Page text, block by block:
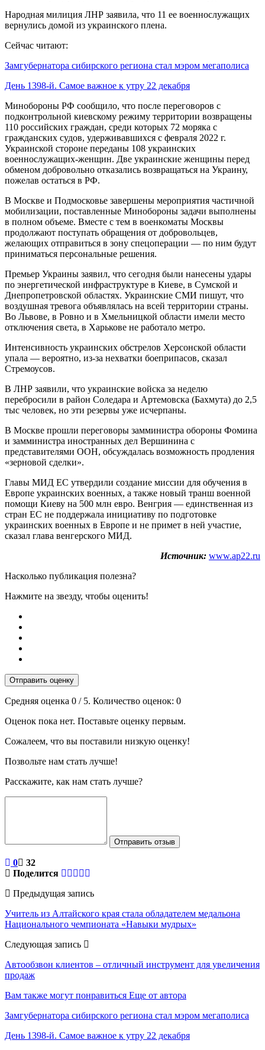
Народная милиция ЛНР заявила, что 11 ее военнослужащих
вернулись домой из украинского плена.
Сейчас читают:
Замгубернатора сибирского региона стал мэром мегаполиса
День 1398-й. Самое важное к утру 22 декабря
Минобороны РФ сообщило, что после переговоров с
подконтрольной киевскому режиму территории возвращены
110 российских граждан, среди которых 72 моряка с
гражданских судов, удерживавшихся с февраля 2022 г.
Украинской стороне переданы 108 украинских
военнослужащих-женщин. Две украинские женщины перед
обменом добровольно отказались возвращаться на Украину,
пожелав остаться в РФ.
В Москве и Подмосковье завершены мероприятия частичной
мобилизации, поставленные Минобороны задачи выполнены
в полном объеме. Вместе с тем в военкоматы Москвы
продолжают поступать обращения от добровольцев,
желающих отправиться в зону спецоперации — по ним будут
приниматься персональные решения.
Премьер Украины заявил, что сегодня были нанесены удары
по энергетической инфраструктуре в Киеве, в Сумской и
Днепропетровской областях. Украинские СМИ пишут, что
воздушная тревога объявлялась на всей территории страны.
Во Львове, в Ровно и в Хмельницкой области имели место
отключения света, в Харькове не работало метро.
Интенсивность украинских обстрелов Херсонской области
упала — вероятно, из-за нехватки боеприпасов, сказал
Стремоусов.
В ЛНР заявили, что украинские войска за неделю
перебросили в район Соледара и Артемовска (Бахмута) до 2,5
тыс человек, но эти резервы уже исчерпаны.
В Москве прошли переговоры замминистра обороны Фомина
и замминистра иностранных дел Вершинина с
представителями ООН, обсуждалась возможность продления
«зерновой сделки».
Главы МИД ЕС утвердили создание миссии для обучения в
Европе украинских военных, а также новый транш военной
помощи Киеву на 500 млн евро. Венгрия — единственная из
стран ЕС не поддержала инициативу по подготовке
украинских военных в Европе и не примет в ней участие,
сказал глава венгерского МИД.
Источник: www.ap22.ru
Насколько публикация полезна?
Нажмите на звезду, чтобы оценить!
Отправить оценку
Средняя оценка 0 / 5. Количество оценок: 0
Оценок пока нет. Поставьте оценку первым.
Сожалеем, что вы поставили низкую оценку!
Позвольте нам стать лучше!
Расскажите, как нам стать лучше?
Отправить отзыв
0
32
Поделится
Предыдущая запись
Учитель из Алтайского края стала обладателем медальона
Национального чемпионата «Навыки мудрых»
Следующая запись
Автообзвон клиентов – отличный инструмент для увеличения
продаж
Вам также могут понравиться Еще от автора
Замгубернатора сибирского региона стал мэром мегаполиса
День 1398-й. Самое важное к утру 22 декабря